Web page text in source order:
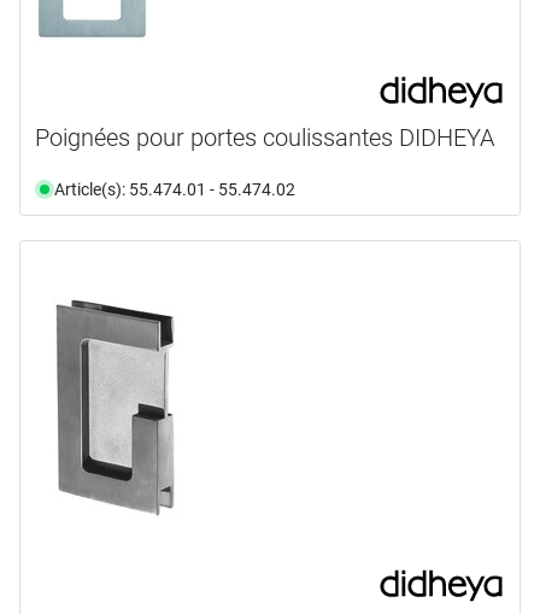
Poignées pour portes coulissantes DIDHEYA
Article(s): 55.474.01 - 55.474.02